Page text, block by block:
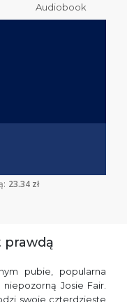
Audiobook
23.34 zł
prawdą
pubie, popularna
Josie Fair.
swoje czterdzieste